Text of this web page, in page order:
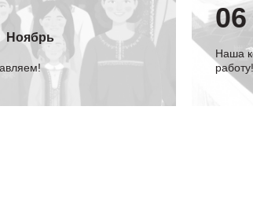
Ноябрь
06
Наша
работу!